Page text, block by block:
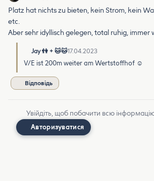
Platz hat nichts zu bieten, kein Strom, kein
etc.
Aber sehr idyllisch gelegen, total ruhig, immer
Jay 👫 + 🐱🐱17.04.2023
V/E ist 200m weiter am Wertstoffhof ☺️
Відповідь
Увійдіть, щоб побачити всю
Авторизуватися